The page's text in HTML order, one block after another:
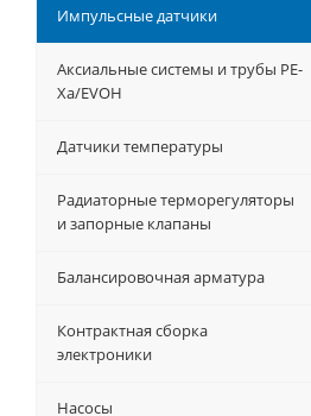
Импульсные датчики
Аксиальные системы и трубы РЕ-
Ха/EVOH
Датчики температуры
Радиаторные терморегуляторы
и запорные клапаны
Балансировочная арматура
Контрактная сборка
электроники
Насосы